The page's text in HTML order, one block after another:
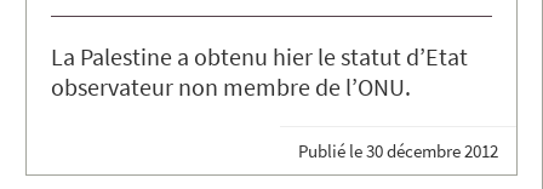
La Palestine a obtenu hier le statut d’Etat
observateur non membre de l’ONU.
Publié le30 décembre 2012